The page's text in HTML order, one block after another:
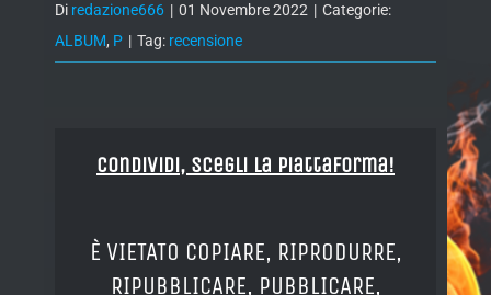
Di redazione666 | 01 Novembre 2022 | Categorie:
ALBUM, P | Tag: recensione
Condividi, Scegli la piattaforma!
È VIETATO COPIARE, RIPRODURRE,
RIPUBBLICARE, PUBBLICARE,